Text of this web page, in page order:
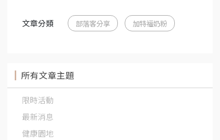
文章分類 部落客分享 加特福奶粉
所有文章主題
限時活動
最新消息
健康園地